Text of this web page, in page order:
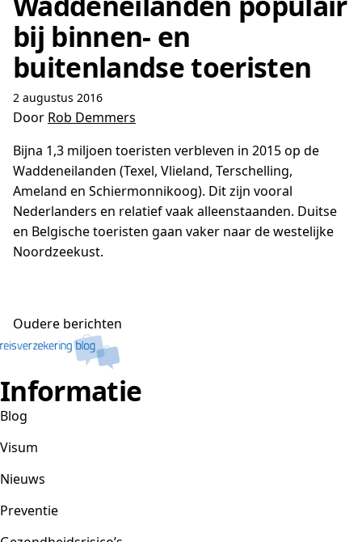
bij binnen- en
buitenlandse toeristen
2 augustus 2016
Door Rob Demmers
Bijna 1,3 miljoen toeristen verbleven in 2015 op de
Waddeneilanden (Texel, Vlieland, Terschelling,
Ameland en Schiermonnikoog). Dit zijn vooral
Nederlanders en relatief vaak alleenstaanden. Duitse
en Belgische toeristen gaan vaker naar de westelijke
Noordzeekust.
Berichtennavigatie
Oudere berichten
Informatie
Blog
Visum
Nieuws
Preventie